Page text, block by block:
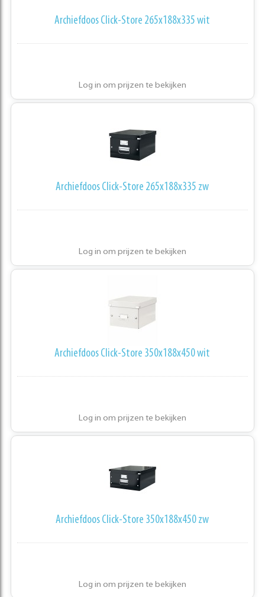
Archiefdoos Click-Store 265x188x335 wit
Log in om prijzen te bekijken
Archiefdoos Click-Store 265x188x335 zw
Log in om prijzen te bekijken
Archiefdoos Click-Store 350x188x450 wit
Log in om prijzen te bekijken
Archiefdoos Click-Store 350x188x450 zw
Log in om prijzen te bekijken